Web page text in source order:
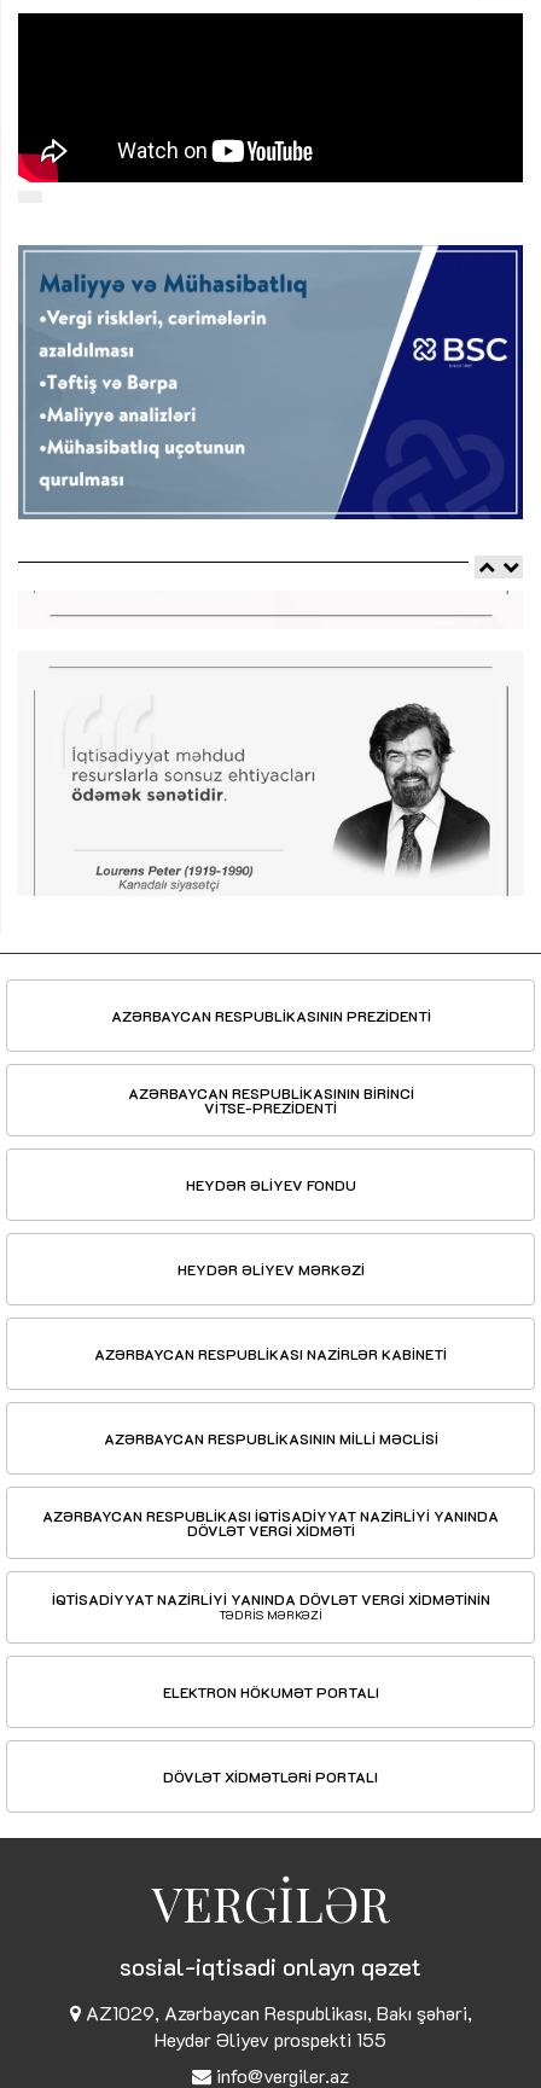
AZƏRBAYCAN RESPUBLİKASININ PREZİDENTİ
AZƏRBAYCAN RESPUBLİKASININ BİRİNCİ
VİTSE-PREZİDENTİ
HEYDƏR ƏLİYEV FONDU
HEYDƏR ƏLİYEV MƏRKƏZİ
AZƏRBAYCAN RESPUBLİKASI NAZİRLƏR KABİNETİ
AZƏRBAYCAN RESPUBLİKASININ MİLLİ MƏCLİSİ
AZƏRBAYCAN RESPUBLİKASI İQTİSADİYYAT NAZİRLİYİ YANINDA
DÖVLƏT VERGİ XİDMƏTİ
İQTİSADİYYAT NAZİRLİYİ YANINDA DÖVLƏT VERGİ XİDMƏTİNİN
TƏDRİS MƏRKƏZİ
ELEKTRON HÖKUMƏT PORTALI
DÖVLƏT XİDMƏTLƏRİ PORTALI
VERGİLƏR
sosial-iqtisadi onlayn qəzet
AZ1029, Azərbaycan Respublikası, Bakı şəhəri,
Heydər Əliyev prospekti 155
info@vergiler.az